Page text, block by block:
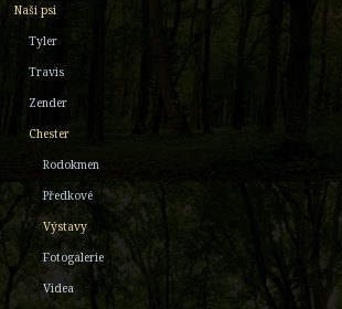
Naši psi
Tyler
Travis
Zender
Chester
Rodokmen
Předkové
Výstavy
Fotogalerie
Videa